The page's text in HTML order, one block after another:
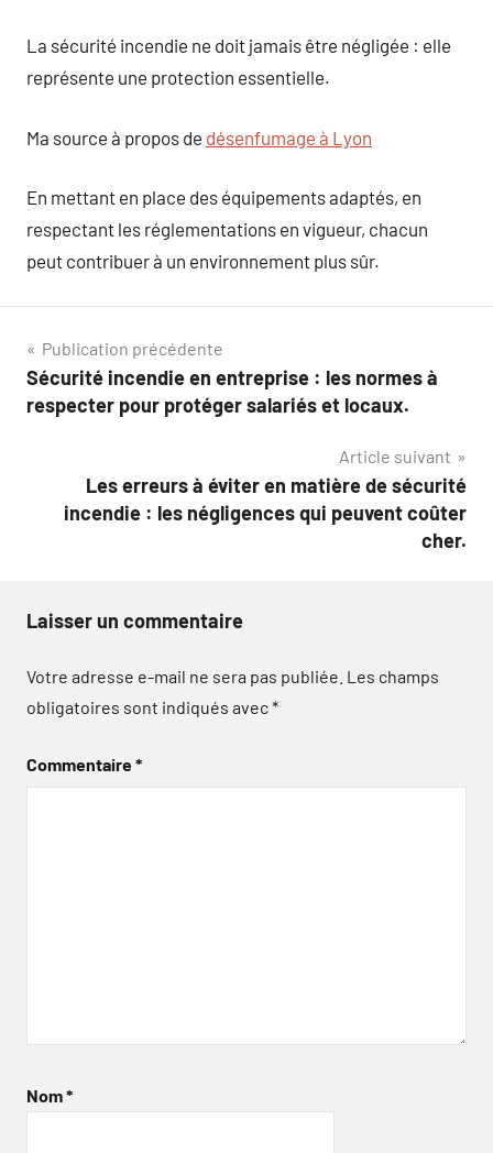
La sécurité incendie ne doit jamais être négligée : elle
représente une protection essentielle.
Ma source à propos de désenfumage à Lyon
En mettant en place des équipements adaptés, en
respectant les réglementations en vigueur, chacun
peut contribuer à un environnement plus sûr.
Navigation
de
Publication précédente
Sécurité incendie en entreprise : les normes à
respecter pour protéger salariés et locaux.
Article suivant
Les erreurs à éviter en matière de sécurité
incendie : les négligences qui peuvent coûter
cher.
Laisser un commentaire
Votre adresse e-mail ne sera pas publiée. Les champs
obligatoires sont indiqués avec*
Commentaire*
Nom*